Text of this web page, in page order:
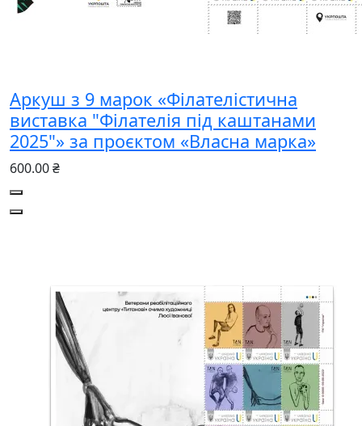
Аркуш з 9 марок «Філателістична
виставка "Філателія під каштанами
2025"» за проєктом «Власна марка»
600.00 ₴